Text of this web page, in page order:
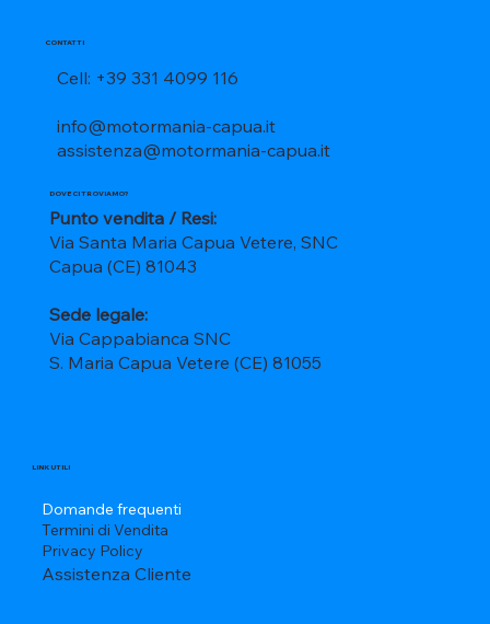
CONTATTI
Cell: +39 331 4099 116
info@motormania-capua.it
assistenza@motormania-capua.it
DOVE CI TROVIAMO?
Punto vendita / Resi:
Via Santa Maria Capua Vetere, SNC
Capua (CE) 81043
Sede legale:
Via Cappabianca SNC
S. Maria Capua Vetere (CE) 81055
LINK UTILI
Domande frequenti
Termini di Vendita
Privacy Policy
Assistenza Cliente